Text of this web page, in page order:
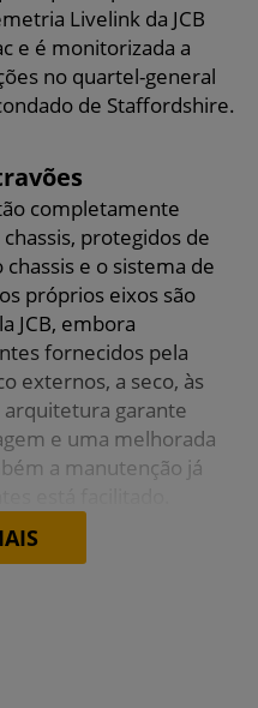
Livelink da JCB
e é monitorizada a
no quartel-general
de Staffordshire.
completamente
protegidos de
e o sistema de
próprios eixos são
JCB, embora
fornecidos pela
externos, a seco, às
arquitetura garante
e uma melhorada
a manutenção já